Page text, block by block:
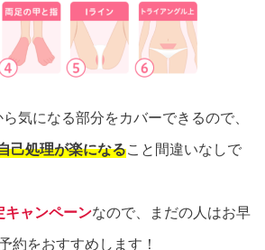
気になる部分をカバーできるので、
己処理が楽になること間違いなしで
ャンペーンなので、まだの人はお早
約をおすすめします！